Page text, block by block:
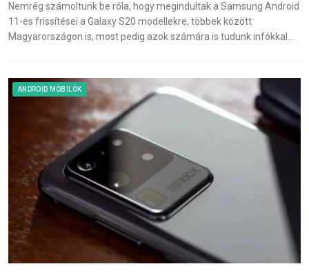
Nemrég számoltunk be róla, hogy megindultak a Samsung Android
11-es frissítései a Galaxy S20 modellekre, többek között
Magyarországon is, most pedig azok számára is tudunk infókkal…
ANDROID MOBILOK